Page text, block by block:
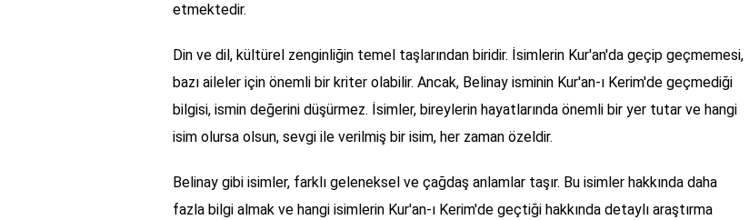
etmektedir.
Din ve dil, kültürel zenginliğin temel taşlarından biridir. İsimlerin Kur'an'da geçip geçmemesi,
bazı aileler için önemli bir kriter olabilir. Ancak, Belinay isminin Kur'an-ı Kerim'de geçmediği
bilgisi, ismin değerini düşürmez. İsimler, bireylerin hayatlarında önemli bir yer tutar ve hangi
isim olursa olsun, sevgi ile verilmiş bir isim, her zaman özeldir.
Belinay gibi isimler, farklı geleneksel ve çağdaş anlamlar taşır. Bu isimler hakkında daha
fazla bilgi almak ve hangi isimlerin Kur'an-ı Kerim'de geçtiği hakkında detaylı araştırma